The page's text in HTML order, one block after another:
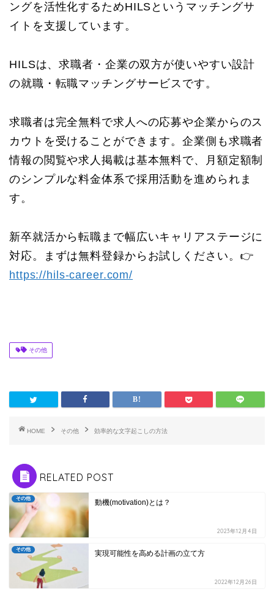
ングを活性化するためHILSというマッチングサ
イトを支援しています。
HILSは、求職者・企業の双方が使いやすい設計
の就職・転職マッチングサービスです。
求職者は完全無料で求人への応募や企業からのス
カウトを受けることができます。企業側も求職者
情報の閲覧や求人掲載は基本無料で、月額定額制
のシンプルな料金体系で採用活動を進められま
す。
新卒就活から転職まで幅広いキャリアステージに
対応。まずは無料登録からお試しください。👉
https://hils-career.com/
その他
HOME その他 効率的な文字起こしの方法
RELATED POST
その他 動機(motivation)とは？
2023年12月4日
その他 実現可能性を高める計画の立て方
2022年12月26日